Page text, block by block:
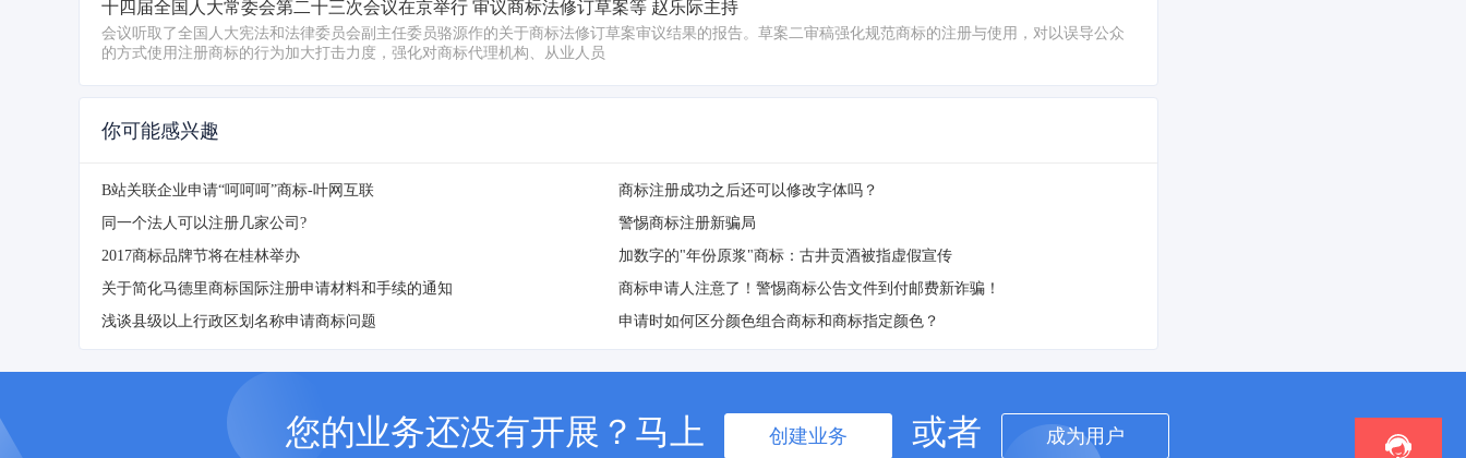
十四届全国人大常委会第二十三次会议在京举行 审议商标法修订草案等 赵乐际主持
会议听取了全国人大宪法和法律委员会副主任委员骆源作的关于商标法修订草案审议结果的报告。草案二审稿强化规范商标的注册与使用，对以误导公众
的方式使用注册商标的行为加大打击力度，强化对商标代理机构、从业人员
你可能感兴趣
B站关联企业申请“呵呵呵”商标-叶网互联
商标注册成功之后还可以修改字体吗？
同一个法人可以注册几家公司?
警惕商标注册新骗局
2017商标品牌节将在桂林举办
加数字的"年份原浆"商标：古井贡酒被指虚假宣传
关于简化马德里商标国际注册申请材料和手续的通知
商标申请人注意了！警惕商标公告文件到付邮费新诈骗！
浅谈县级以上行政区划名称申请商标问题
申请时如何区分颜色组合商标和商标指定颜色？
您的业务还没有开展？马上 创建业务 或者 成为用户